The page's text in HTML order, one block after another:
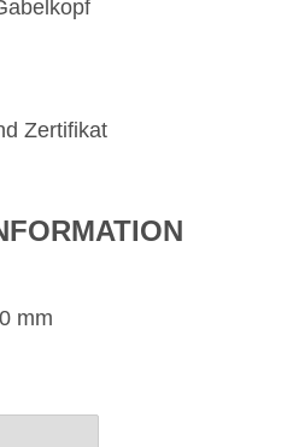
Zertifikat
mm